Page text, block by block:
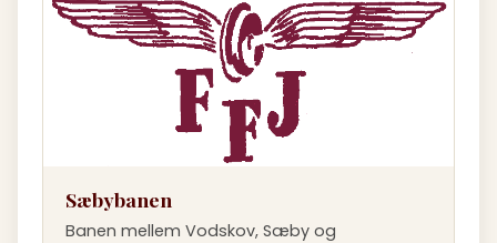
Sæbybanen
Banen mellem Vodskov, Sæby og